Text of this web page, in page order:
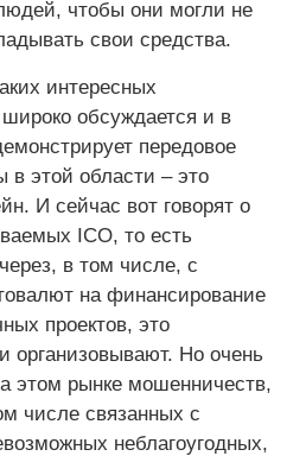
чтобы они могли не
свои средства.
интересных
обсуждается и в
передовое
в этой области – это
И сейчас вот говорят о
ICO, то есть
в том числе, с
на финансирование
проектов, это
организовывают. Но очень
этом рынке мошенничеств,
числе связанных с
неблагоугодных,